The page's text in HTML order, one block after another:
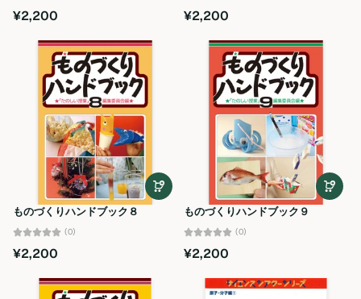
¥2,200 ¥2,200
ものづくりハンドブック８
(0)
¥2,200
ものづくりハンドブック９
(0)
¥2,200